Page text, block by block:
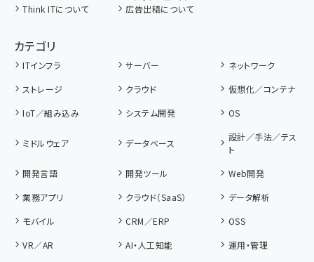
Think ITについて 広告出稿について
カテゴリ
ITインフラ サーバー
ネットワーク
ストレージ
クラウド
仮想化／コンテナ
IoT／組み込み
システム開発 OS
ミドルウェア データベース
設計／手法／テス
ト
開発言語
開発ツール
Web開発
業務アプリ
クラウド（SaaS）
データ解析
モバイル
CRM／ERP
OSS
VR／AR
AI・人工知能
運用・管理